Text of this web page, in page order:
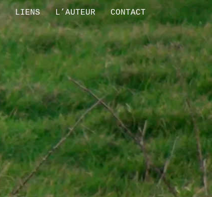
LIENS L’AUTEUR CONTACT